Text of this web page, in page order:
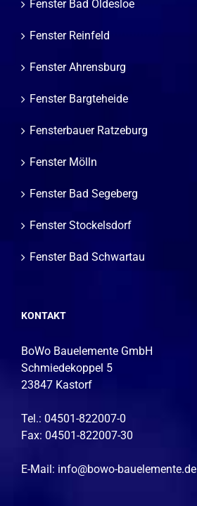
Fenster Bad Oldesloe
Fenster Reinfeld
Fenster Ahrensburg
Fenster Bargteheide
Fensterbauer Ratzeburg
Fenster Mölln
Fenster Bad Segeberg
Fenster Stockelsdorf
Fenster Bad Schwartau
KONTAKT
BoWo Bauelemente GmbH
Schmiedekoppel 5
23847 Kastorf
Tel.: 04501-822007-0
Fax: 04501-822007-30
E-Mail: info@bowo-bauelemente.de